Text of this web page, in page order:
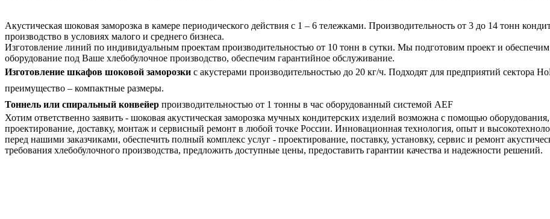
Акустическая шоковая заморозка в камере периодического действия с 1 – 6 тележками. Производительность от 3 до 14 тонн
производство в условиях малого и среднего бизнеса.
Изготовление линий по индивидуальным проектам производительностью от 10 тонн в сутки. Мы подготовим проект и обеспечим
оборудование под Ваше хлебобулочное производство, обеспечим гарантийное обслуживание.
Изготовление шкафов шоковой заморозки с акустерами производительностью до 20 кг/ч. Подходят для предприятий сектора
преимущество – компактные размеры.
Тоннель или спиральный конвейер производительностью от 1 тонны в час оборудованный системой AEF
Хотим ответственно заявить - шоковая акустическая заморозка мучных кондитерских изделий возможна с помощью
проектирование, доставку, монтаж и сервисный ремонт в любой точке России. Инновационная технология, опыт и
перед нашими заказчиками, обеспечить полный комплекс услуг - проектирование, поставку, установку, сервис и ремонт
требования хлебобулочного производства, предложить доступные цены, предоставить гарантии качества и надежности решений.